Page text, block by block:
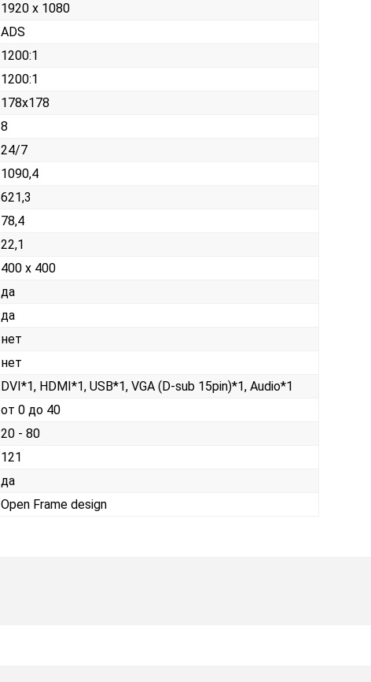
1920 x 1080
ADS
1200:1
1200:1
178x178
8
24/7
1090,4
621,3
78,4
22,1
400 x 400
да
да
нет
нет
DVI*1, HDMI*1, USB*1, VGA (D-sub 15pin)*1, Audio*1
от 0 до 40
20 - 80
121
да
Open Frame design